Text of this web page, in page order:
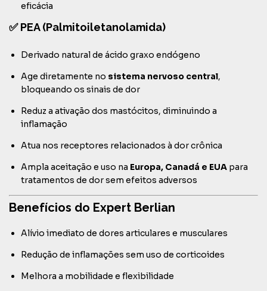
eficácia
✅ PEA (Palmitoiletanolamida)
Derivado natural de ácido graxo endógeno
Age diretamente no sistema nervoso central,
bloqueando os sinais de dor
Reduz a ativação dos mastócitos, diminuindo a
inflamação
Atua nos receptores relacionados à dor crônica
Ampla aceitação e uso na Europa, Canadá e EUA para
tratamentos de dor sem efeitos adversos
Benefícios do Expert Berlian
Alívio imediato de dores articulares e musculares
Redução de inflamações sem uso de corticoides
Melhora a mobilidade e flexibilidade